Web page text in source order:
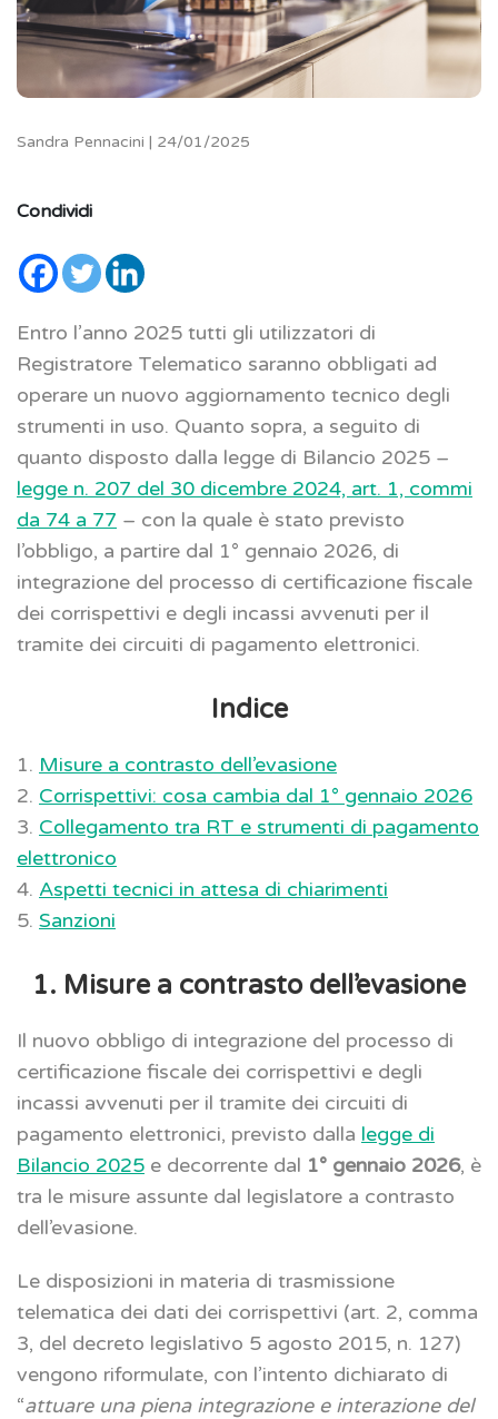
Sandra Pennacini | 24/01/2025
Condividi
Entro l’anno 2025 tutti gli utilizzatori di
Registratore Telematico saranno obbligati ad
operare un nuovo aggiornamento tecnico degli
strumenti in uso. Quanto sopra, a seguito di
quanto disposto dalla legge di Bilancio 2025 –
legge n. 207 del 30 dicembre 2024, art. 1, commi
da 74 a 77 – con la quale è stato previsto
l’obbligo, a partire dal 1° gennaio 2026, di
integrazione del processo di certificazione fiscale
dei corrispettivi e degli incassi avvenuti per il
tramite dei circuiti di pagamento elettronici.
Indice
1. Misure a contrasto dell’evasione
2. Corrispettivi: cosa cambia dal 1° gennaio 2026
3. Collegamento tra RT e strumenti di pagamento
elettronico
4. Aspetti tecnici in attesa di chiarimenti
5. Sanzioni
1. Misure a contrasto dell’evasione
Il nuovo obbligo di integrazione del processo di
certificazione fiscale dei corrispettivi e degli
incassi avvenuti per il tramite dei circuiti di
pagamento elettronici, previsto dalla legge di
Bilancio 2025 e decorrente dal 1° gennaio 2026, è
tra le misure assunte dal legislatore a contrasto
dell’evasione.
Le disposizioni in materia di trasmissione
telematica dei dati dei corrispettivi (art. 2, comma
3, del decreto legislativo 5 agosto 2015, n. 127)
vengono riformulate, con l’intento dichiarato di
“attuare una piena integrazione e interazione del